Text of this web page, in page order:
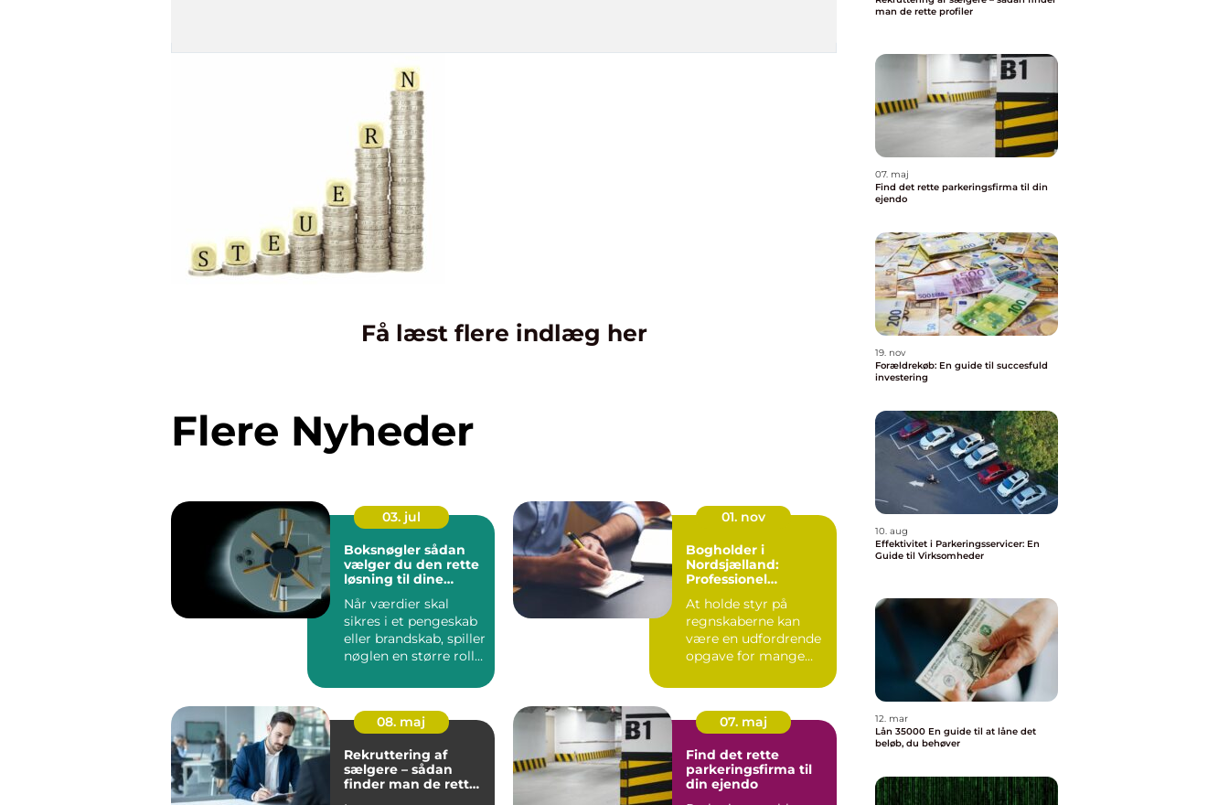
Få læst flere indlæg her
Flere Nyheder
03. jul
Boksnøgler sådan
vælger du den rette
løsning til dine
Når værdier skal
sikres i et pengeskab
eller brandskab, spiller
nøglen en større rolle,
01. nov
Bogholder i
Nordsjælland:
Professionel
At holde styr på
regnskaberne kan
være en udfordrende
opgave for mange
08. maj
Rekruttering af
sælgere – sådan
finder man de rette
07. maj
Find det rette
parkeringsfirma til
din ejendo
man de rette profiler
07. maj
Find det rette parkeringsfirma til din
ejendo
19. nov
Forældrekøb: En guide til succesfuld
investering
10. aug
Effektivitet i Parkeringsservicer: En
Guide til Virksomheder
12. mar
Lån 35000 En guide til at låne det
beløb, du behøver